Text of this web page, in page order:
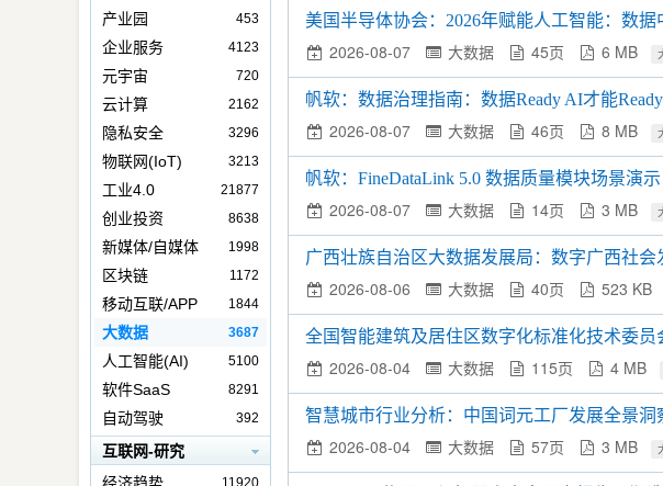
产业园 453
企业服务 4123
元宇宙 720
云计算 2162
隐私安全 3296
物联网(IoT) 3213
工业4.0 21877
创业投资 8638
新媒体/自媒体 1998
区块链 1172
移动互联/APP 1844
大数据 3687
人工智能(AI) 5100
软件SaaS 8291
自动驾驶 392
互联网-研究
11920
美国半导体协会：2026年赋能人工智能：数
2026-08-07 大数据 45页 6 MB
帆软：数据治理指南：数据Ready AI才能Ready
2026-08-07 大数据 46页 8 MB
帆软：FineDataLink 5.0 数据质量模块场景演示
2026-08-07 大数据 14页 3 MB
广西壮族自治区大数据发展局：数字广西社会
2026-08-06 大数据 40页 523 KB
全国智能建筑及居住区数字化标准化技术委
2026-08-04 大数据 115页 4 MB
智慧城市行业分析：中国词元工厂发展全景洞
2026-08-04 大数据 57页 3 MB